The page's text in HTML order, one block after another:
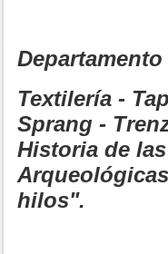
Textilería -
Sprang -
Historia de
hilos".